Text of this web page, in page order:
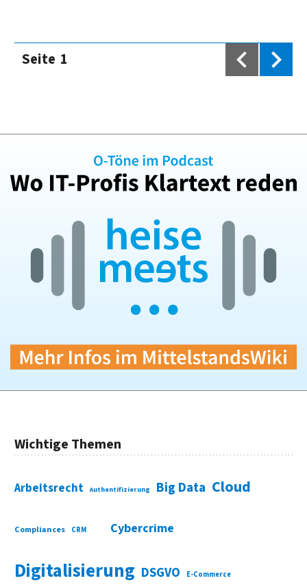
Seite 1
Wichtige Themen
Arbeitsrecht Authentifizierung Big Data Cloud
Compliances CRM Cybercrime
Digitalisierung DSGVO E-Commerce